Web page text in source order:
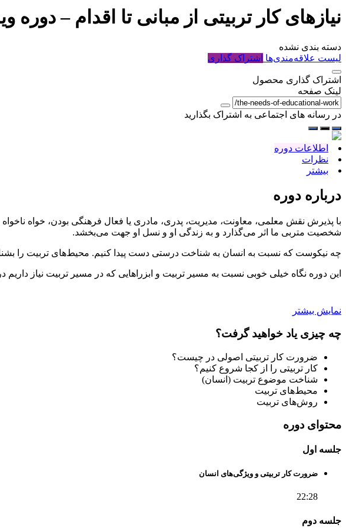
نیازهای کار تربیتی از مبانی تا اقدام – دوره
دسته بندی نشده
لیست علاقه‌مندی‌ها اشتراک گذاری
اشتراک گذاری محصول
لینک صفحه
در رسانه های اجتماعی به اشتراک بگذارید
اطلاعات دوره
نظرات
بیشتر
درباره دوره
با پذیرش نقش معلمی، معاونت، مدیریت، پدری، مادری یا فعال فرهنگی بودن، خواه
شخصیت متربی ما اثر می‌گذارد و به زندگی او و نسل او جهت می‌بخشد.
چه نیکوست که نسبت به انسان به شناخت درستی دست پیدا کنیم. محیط‌های تربیت را
این دوره نگاه خیلی خوبی نسبت به مسیر تربیت و ابزراهایی که در مسیر تربیت نیاز داریم
نمایش بیشتر
چه چیزی یاد خواهید گرفت؟
ضرورت کار تربیتی اصولی در چیست؟
کار تربیتی را از کجا شروع کنیم؟
شناخت موضوع تربیت (انسان)
محیط‌های تربیت
روش‌های تربیت
محتوای دوره
جلسه اول
ضرورت کار تربیتی و ویژگی‌های انسان
22:28
جلسه دوم